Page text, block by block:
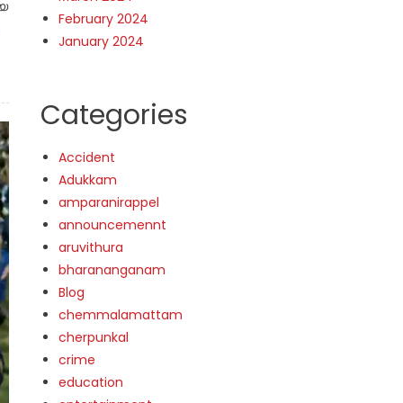
February 2024
January 2024
Categories
Accident
Adukkam
amparanirappel
announcemennt
aruvithura
bharananganam
Blog
chemmalamattam
cherpunkal
crime
education